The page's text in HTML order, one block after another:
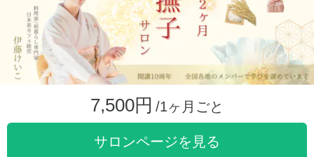
7,500円 /1ヶ月ごと
サロンページを見る